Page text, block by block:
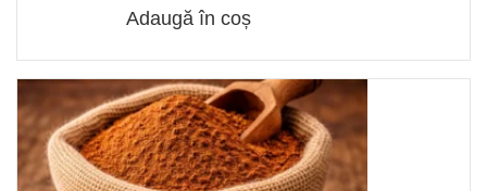
Adaugă în coș